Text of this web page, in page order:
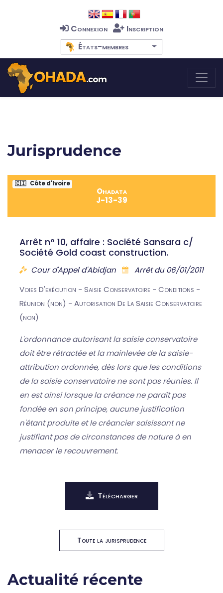
Connexion
Inscription
États-membres
Jurisprudence
🇨🇮 Côte d'Ivoire
Ohadata
J-13-39
Arrêt n° 10, affaire : Société Sansara c/
Société Gold coast construction.
Cour d'Appel d'Abidjan
Arrêt du 06/01/2011
Voies D'exécution - Saisie Conservatoire - Conditions -
Réunion (non) - Autorisation De La Saisie Conservatoire
(non)
L'ordonnance autorisant la saisie conservatoire
doit être rétractée et la mainlevée de la saisie-
attribution ordonnée, dès lors que les conditions
de la saisie conservatoire ne sont pas réunies. Il
en est ainsi lorsque la créance ne paraît pas
fondée en son principe, aucune justification
n'étant produite et le créancier saisissant ne
justifiant pas de circonstances de nature à en
menacer le recouvrement.
Télécharger
Toute la jurisprudence
Actualité récente